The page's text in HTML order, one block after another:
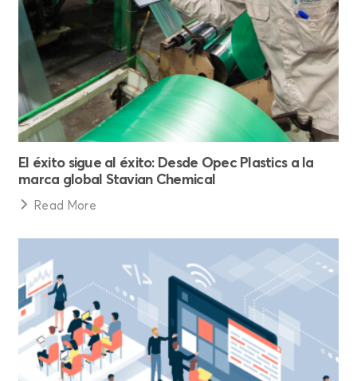
El éxito sigue al éxito: Desde Opec Plastics a la
marca global Stavian Chemical
Read More